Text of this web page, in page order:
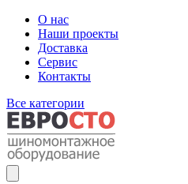
О нас
Наши проекты
Доставка
Сервис
Контакты
Все категории